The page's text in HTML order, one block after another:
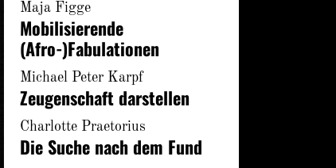
Maja Figge
Mobilisierende
(Afro-)Fabulationen
Michael Peter Karpf
Zeugenschaft darstellen
Charlotte Praetorius
Die Suche nach dem Fund